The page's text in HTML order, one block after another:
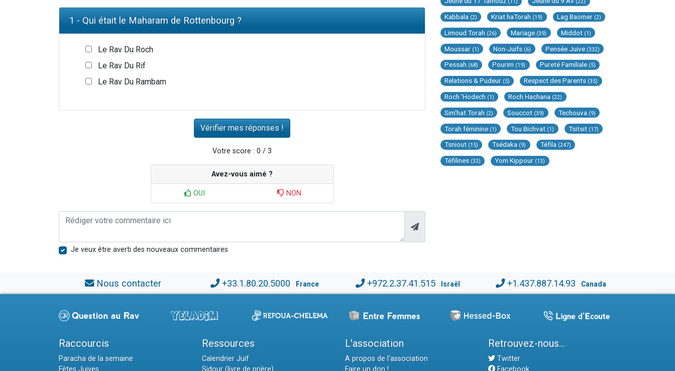
1 - Qui était le Maharam de Rottenbourg ?
Le Rav Du Roch
Le Rav Du Rif
Le Rav Du Rambam
Votre score : 0 / 3
Avez-vous aimé ?
OUI NON
Je veux être averti des nouveaux commentaires
(11) (22)
Kabbala (2) Kriat haTorah (19) Lag Baomer (2)
Limoud Torah (26) Mariage (39) Middot (1)
Moussar (1) Non-Juifs (6) Pensée Juive (332)
Pessah (68) Pourim (19) Pureté Familiale (5)
Relations & Pudeur (5) Respect des Parents (35)
Roch 'Hodech (1) Roch Hachana (22)
Sim'hat Torah (2) Souccot (39) Techouva (9)
Torah féminine (1) Tou Bichvat (1) Tsitsit (17)
Tsniout (15) Tsédaka (9) Téfila (247)
Téfilines (33) Yom Kippour (13)
Nous contacter +33.1.80.20.5000 France +972.2.37.41.515 Israël +1.437.887.14.93 Canada
Raccourcis
Paracha de la semaine
Fêtes Juives
Ressources
Calendrier Juif
Sidour (livre de prière)
L'association
A propos de l'association
Faire un don !
Retrouvez-nous...
Twitter
Facebook